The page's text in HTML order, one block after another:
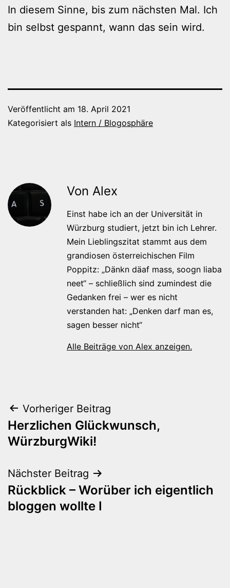
In diesem Sinne, bis zum nächsten Mal. Ich
bin selbst gespannt, wann das sein wird.
Veröffentlicht am 18. April 2021
Kategorisiert als Intern / Blogosphäre
Von Alex
Einst habe ich an der Universität in
Würzburg studiert, jetzt bin ich Lehrer.
Mein Lieblingszitat stammt aus dem
grandiosen österreichischen Film
Poppitz: „Dänkn däaf mass, soogn liaba
neet“ – schließlich sind zumindest die
Gedanken frei – wer es nicht
verstanden hat: „Denken darf man es,
sagen besser nicht“
Alle Beiträge von Alex anzeigen.
Beitragsnavigation
Vorheriger Beitrag
Herzlichen Glückwunsch,
WürzburgWiki!
Nächster Beitrag
Rückblick – Worüber ich eigentlich
bloggen wollte I